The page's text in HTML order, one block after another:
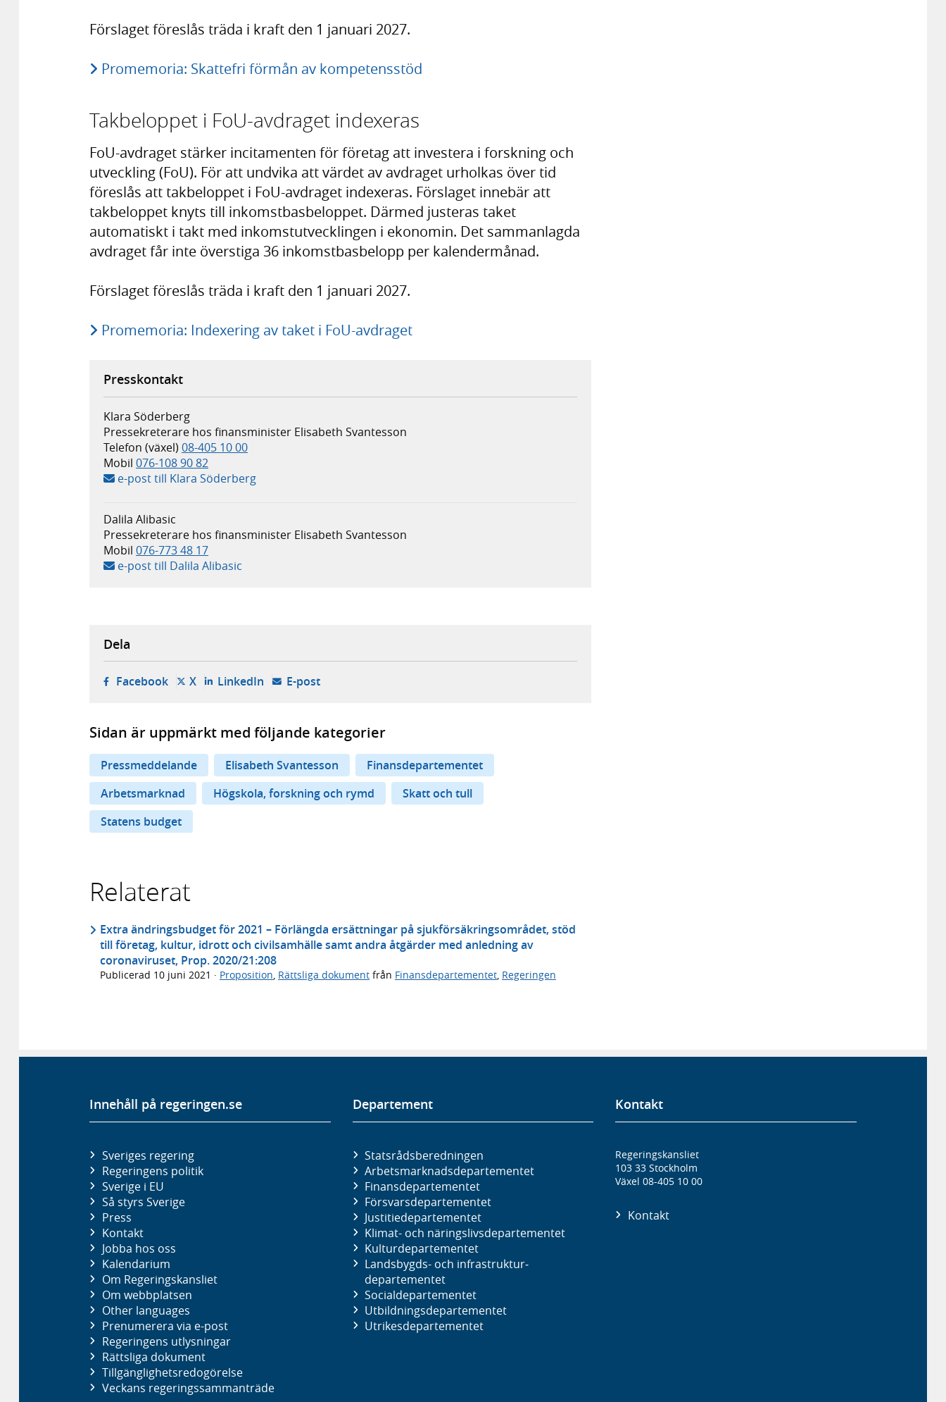
Förslaget föreslås träda i kraft den 1 januari 2027.
Promemoria: Skattefri förmån av kompetensstöd
Takbeloppet i FoU-avdraget indexeras
FoU-avdraget stärker incitamenten för företag att investera i forskning och
utveckling (FoU). För att undvika att värdet av avdraget urholkas över tid
föreslås att takbeloppet i FoU-avdraget indexeras. Förslaget innebär att
takbeloppet knyts till inkomstbasbeloppet. Därmed justeras taket
automatiskt i takt med inkomstutvecklingen i ekonomin. Det sammanlagda
avdraget får inte överstiga 36 inkomstbasbelopp per kalendermånad.
Förslaget föreslås träda i kraft den 1 januari 2027.
Promemoria: Indexering av taket i FoU-avdraget
Presskontakt
Klara Söderberg
Pressekreterare hos finansminister Elisabeth Svantesson
Telefon (växel) 08-405 10 00
Mobil 076-108 90 82
e-post till Klara Söderberg
Dalila Alibasic
Pressekreterare hos finansminister Elisabeth Svantesson
Mobil 076-773 48 17
e-post till Dalila Alibasic
Dela
Facebook- öppnas i ny flik, extern webbplats,
X- öppnas i ny flik, extern webbplats,
LinkedIn- öppnas i ny flik, extern webbplats,
E-post- öppnar din e-postklient,
Sidan är uppmärkt med följande kategorier
Pressmeddelande Elisabeth Svantesson
Finansdepartementet
Arbetsmarknad
Högskola, forskning och rymd
Skatt och tull
Statens budget
Relaterat
Extra ändringsbudget för 2021 – Förlängda ersättningar på sjukförsäkringsområdet, stöd
till företag, kultur, idrott och civilsamhälle samt andra åtgärder med anledning av
coronaviruset, Prop. 2020/21:208
Publicerad 10 juni 2021 · Proposition, Rättsliga dokument från Finansdepartementet, Regeringen
Innehåll på regeringen.se
Sveriges regering
Regeringens politik
Sverige i EU
Så styrs Sverige
Press
Kontakt
Jobba hos oss
Kalendarium
Om Regeringskansliet
Om webbplatsen
Other languages
Prenumerera via e-post
Regeringens utlysningar
Rättsliga dokument
Tillgänglighetsredogörelse
Veckans regeringssammanträde
Departement
Statsrådsberedningen
Arbetsmarknads­departementet
Finans­departementet
Försvars­departementet
Justitie­departementet
Klimat- och näringslivs­departementet
Kultur­departementet
Landsbygds- och infrastruktur­
departementet
Social­departementet
Utbildnings­departementet
Utrikes­departementet
Kontakt
Regeringskansliet
103 33 Stockholm
Växel 08-405 10 00
Kontakt